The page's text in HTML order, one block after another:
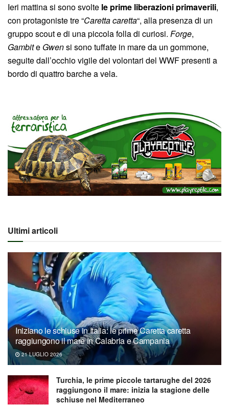
Ieri mattina si sono svolte le prime liberazioni primaverili,
con protagoniste tre “Caretta caretta“, alla presenza di un
gruppo scout e di una piccola folla di curiosi. Forge,
Gambite Gwensi sono tuffate in mare da un gommone,
seguite dall’occhio vigile dei volontari del WWF presenti a
bordo di quattro barche a vela.
Ultimi articoli
Iniziano le schiuse in Italia: le prime Caretta caretta
raggiungono il mare in Calabria e Campania
21 LUGLIO 2026
Turchia, le prime piccole tartarughe del 2026
raggiungono il mare: inizia la stagione delle
schiuse nel Mediterraneo